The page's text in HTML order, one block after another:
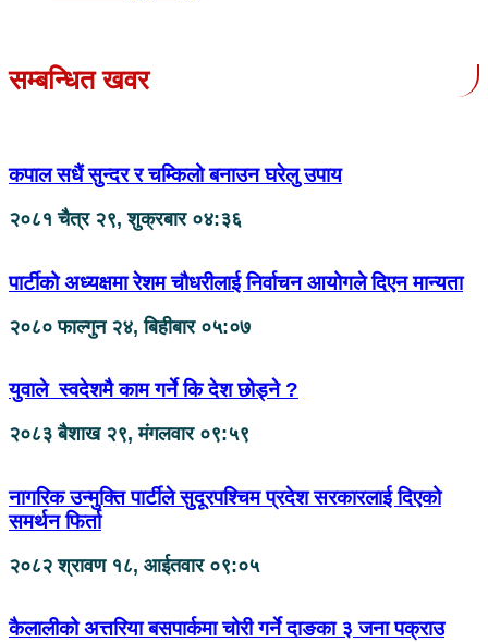
सम्बन्धित खवर
कपाल सधैं सुन्दर र चम्किलो बनाउन घरेलु उपाय
२०८१ चैत्र २९, शुक्रबार ०४:३६
पार्टीको अध्यक्षमा रेशम चौधरीलाई निर्वाचन आयोगले दिएन मान्यता
२०८० फाल्गुन २४, बिहीबार ०५:०७
युवाले स्वदेशमै काम गर्ने कि देश छोड्ने ?
२०८३ बैशाख २९, मंगलवार ०९:५९
नागरिक उन्मुक्ति पार्टीले सुदूरपश्चिम प्रदेश सरकारलाई दिएको
समर्थन फिर्ता
२०८२ श्रावण १८, आईतवार ०९:०५
कैलालीको अत्तरिया बसपार्कमा चोरी गर्ने दाङका ३ जना पक्राउ